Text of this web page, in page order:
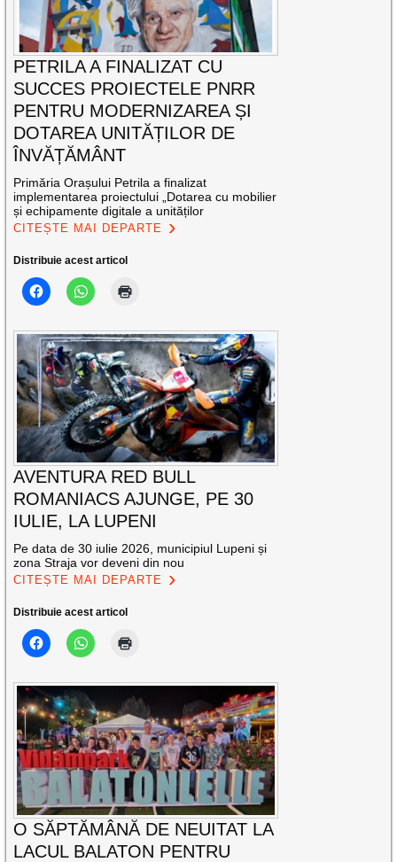
PETRILA A FINALIZAT CU
SUCCES PROIECTELE PNRR
PENTRU MODERNIZAREA ȘI
DOTAREA UNITĂȚILOR DE
ÎNVĂȚĂMÂNT
Primăria Orașului Petrila a finalizat
implementarea proiectului „Dotarea cu mobilier
și echipamente digitale a unităților
CITEȘTE MAI DEPARTE
Distribuie acest articol
AVENTURA RED BULL
ROMANIACS AJUNGE, PE 30
IULIE, LA LUPENI
Pe data de 30 iulie 2026, municipiul Lupeni și
zona Straja vor deveni din nou
CITEȘTE MAI DEPARTE
Distribuie acest articol
O SĂPTĂMÂNĂ DE NEUITAT LA
LACUL BALATON PENTRU